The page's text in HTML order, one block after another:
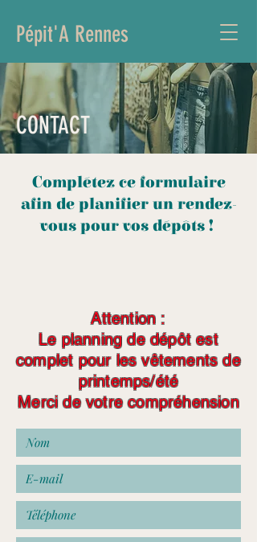
Pépit'A Rennes
APPEL : 07 84 69 68 82
5 Rue Albert Aubry
CONTACT
Complétez ce formulaire
afin de planifier un rendez-
vous pour vos dépôts !
Attention :
Le planning de dépôt est
complet pour les vêtements de
printemps/été
Merci de votre compréhension